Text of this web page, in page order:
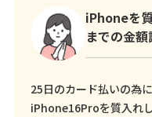
iPhoneを
までの金額
25日のカード払いの為
iPhone16Proを質入れ